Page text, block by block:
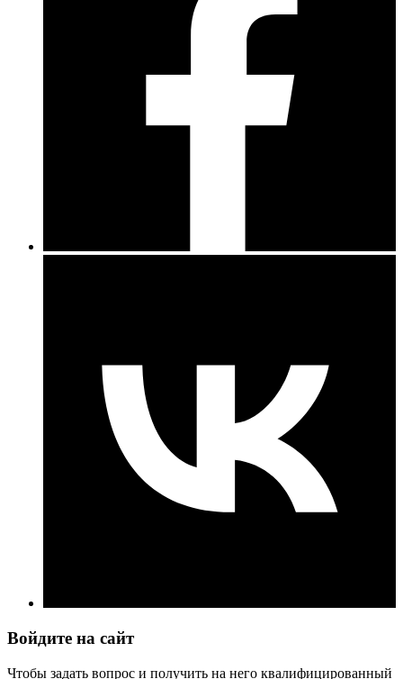
Войдите на сайт
Чтобы задать вопрос и получить на него квалифицированный